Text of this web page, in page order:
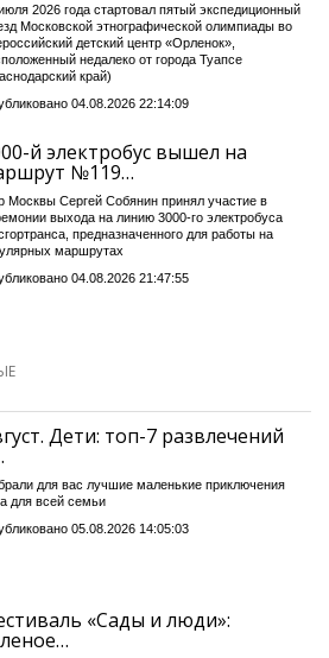
2026 года стартовал пятый экспедиционный
Московской этнографической олимпиады во
детский центр «Орленок»,
недалеко от города Туапсе
край)
04.08.2026 22:14:09
й электробус вышел на
№119…
Москвы Сергей Собянин принял участие в
выхода на линию 3000-го электробуса
предназначенного для работы на
маршрутах
04.08.2026 21:47:55
Дети: топ-7 развлечений
для вас лучшие маленькие приключения
для всей семьи
05.08.2026 14:05:03
«Сады и люди»: